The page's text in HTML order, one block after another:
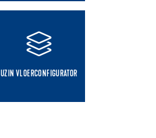
UZIN VLOERCONFIGURATOR